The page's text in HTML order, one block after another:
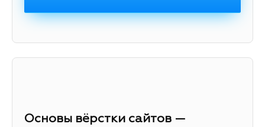
Основы вёрстки сайтов —